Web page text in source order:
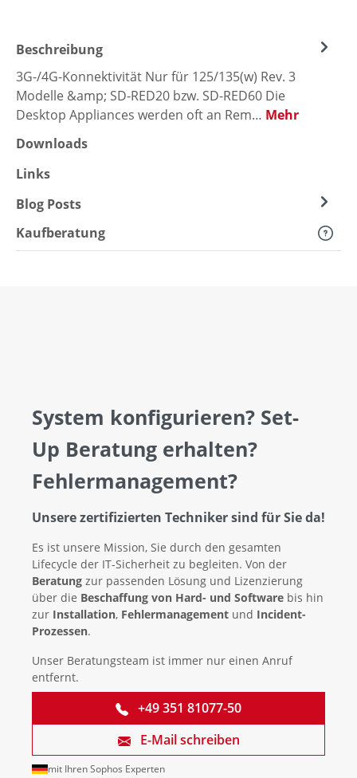
Beschreibung
3G-/4G-Konnektivität Nur für 125/135(w) Rev. 3
Modelle &amp; SD-RED20 bzw. SD-RED60 Die
Desktop Appliances werden oft an Rem… Mehr
Downloads
Links
Blog Posts
Kaufberatung
System konfigurieren? Set-
Up Beratung erhalten?
Fehlermanagement?
Unsere zertifizierten Techniker sind für Sie da!
Es ist unsere Mission, Sie durch den gesamten
Lifecycle der IT-Sicherheit zu begleiten. Von der
Beratung zur passenden Lösung und Lizenzierung
über die Beschaffung von Hard- und Software bis hin
zur Installation, Fehlermanagement und Incident-
Prozessen.
Unser Beratungsteam ist immer nur einen Anruf
entfernt.
+49 351 81077-50
E-Mail schreiben
mit Ihren Sophos Experten